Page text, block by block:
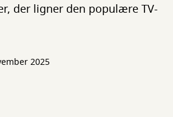
der ligner den populære TV-
2025